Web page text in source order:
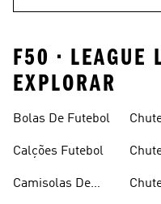
F50 • LEAGUE
EXPLORAR
Bolas De Futebol
Calções Futebol
Camisolas De